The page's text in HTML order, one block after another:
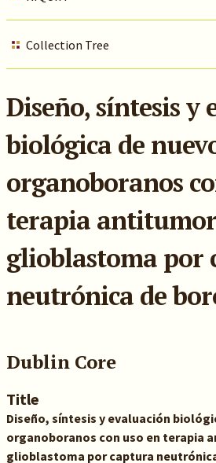
Collection Tree
Diseño, síntesis y
biológica de
organoboranos
terapia
glioblastoma por
neutrónica de
Dublin Core
Title
Diseño, síntesis y evaluación
organoboranos con uso en terapia
glioblastoma por captura